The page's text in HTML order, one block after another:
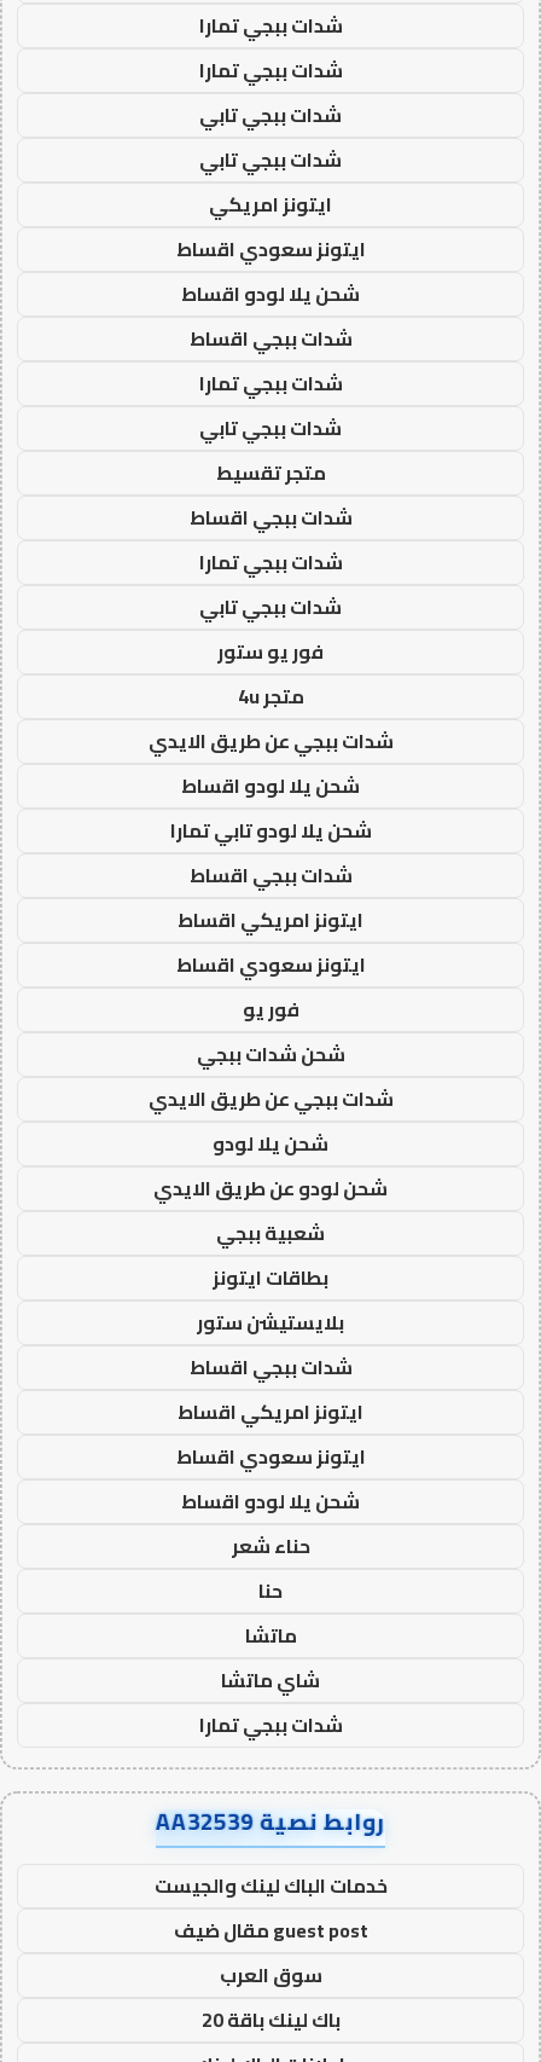
شدات ببجي تمارا
شدات ببجي تمارا
شدات ببجي تابي
شدات ببجي تابي
ايتونز امريكي
ايتونز سعودي اقساط
شحن يلا لودو اقساط
شدات ببجي اقساط
شدات ببجي تمارا
شدات ببجي تابي
متجر تقسيط
شدات ببجي اقساط
شدات ببجي تمارا
شدات ببجي تابي
فور يو ستور
متجر 4u
شدات ببجي عن طريق الايدي
شحن يلا لودو اقساط
شحن يلا لودو تابي تمارا
شدات ببجي اقساط
ايتونز امريكي اقساط
ايتونز سعودي اقساط
فور يو
شحن شدات ببجي
شدات ببجي عن طريق الايدي
شحن يلا لودو
شحن لودو عن طريق الايدي
شعبية ببجي
بطاقات ايتونز
بلايستيشن ستور
شدات ببجي اقساط
ايتونز امريكي اقساط
ايتونز سعودي اقساط
شحن يلا لودو اقساط
حناء شعر
حنا
ماتشا
شاي ماتشا
شدات ببجي تمارا
روابط نصية AA32539
خدمات الباك لينك والجيست
guest post مقال ضيف
سوق العرب
باك لينك باقة 20